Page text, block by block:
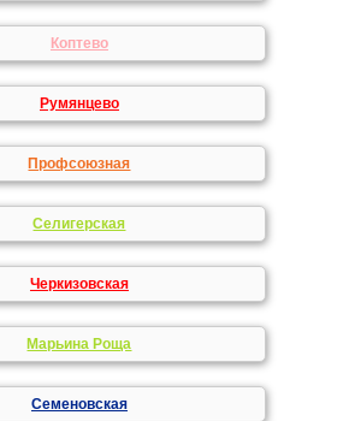
Коптево
Румянцево
Профсоюзная
Селигерская
Черкизовская
Марьина Роща
Семеновская